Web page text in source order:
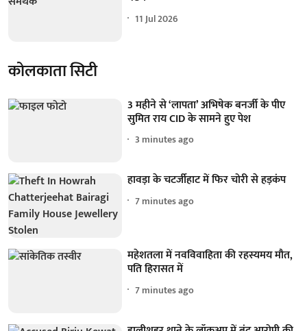
11 Jul 2026
कोलकाता सिटी
3 महीने से ‘लापता’ अभिषेक बनर्जी के पीए
सुमित राय CID के सामने हुए पेश
3 minutes ago
हावड़ा के चटर्जीहाट में फिर चोरी से हड़कंप
7 minutes ago
महेशतला में नवविवाहिता की रहस्यमय मौत,
पति हिरासत में
7 minutes ago